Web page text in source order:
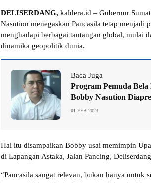
DELISERDANG, kaldera.id – Gubernur
Nasution menegaskan Pancasila tetap menjadi
menghadapi berbagai tantangan global, mulai
dinamika geopolitik dunia.
Baca Juga
Program Pemuda Bela
Bobby Nasution
01 FEB 2023
Hal itu disampaikan Bobby usai memimpin
di Lapangan Astaka, Jalan Pancing,
“Pancasila sangat relevan, bukan hanya untuk